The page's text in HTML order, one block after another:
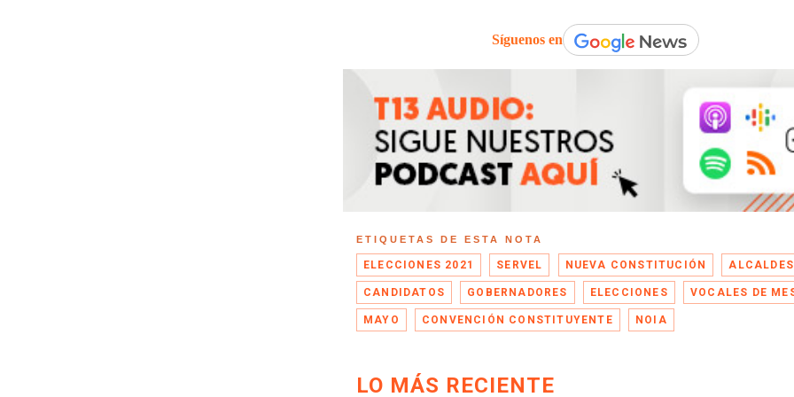
Síguenos en
ETIQUETAS DE ESTA NOTA
ELECCIONES 2021 SERVEL NUEVA CONSTITUCIÓN ALCALDES
CANDIDATOS GOBERNADORES ELECCIONES VOCALES DE
MAYO CONVENCIÓN CONSTITUYENTE NOIA
LO MÁS RECIENTE